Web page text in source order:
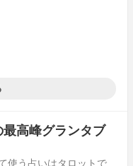
最高峰グランタブ
使う占いはタロットで